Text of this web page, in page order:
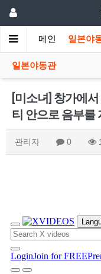
메인 일본야
일본야동관
[미소녀] 창가에
티 안으로 음부를
관리자 0